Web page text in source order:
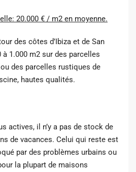
20.000 € / m2 en moyenne.
des côtes d’Ibiza et de San
1.000 m2 sur des parcelles
des parcelles rustiques de
hautes qualités.
actives, il n’y a pas de stock de
de vacances. Celui qui reste est
par des problèmes urbains ou
la plupart de maisons